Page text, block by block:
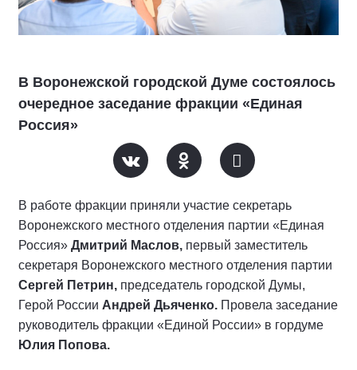
В Воронежской городской Думе состоялось
очередное заседание фракции «Единая
Россия»
В работе фракции приняли участие секретарь
Воронежского местного отделения партии «Единая
Россия» Дмитрий Маслов, первый заместитель
секретаря Воронежского местного отделения партии
Сергей Петрин, председатель городской Думы,
Герой России Андрей Дьяченко. Провела заседание
руководитель фракции «Единой России» в гордуме
Юлия Попова.